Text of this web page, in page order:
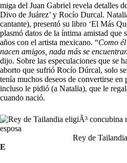
miga del Juan Gabriel revela detalles
Divo de Juárez’ y Rocío Durcal.
cantante), presentó su libro ‘El Más
plasmó datos de la íntima amistad que
años con el artista mexicano. “Como
nacen amigos, nada más se
dijo. Sobre las especulaciones que se
aborto que sufrió Rocío Dúrcal, solo
tenía muchos deseos de convertirse en
incluso le pidió (a Natalia), que le
cuando nació.
Rey de
E